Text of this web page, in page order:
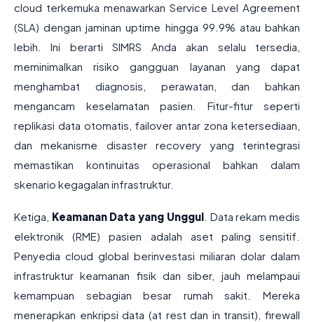
cloud terkemuka menawarkan Service Level Agreement
(SLA) dengan jaminan uptime hingga 99.9% atau bahkan
lebih. Ini berarti SIMRS Anda akan selalu tersedia,
meminimalkan risiko gangguan layanan yang dapat
menghambat diagnosis, perawatan, dan bahkan
mengancam keselamatan pasien. Fitur-fitur seperti
replikasi data otomatis, failover antar zona ketersediaan,
dan mekanisme disaster recovery yang terintegrasi
memastikan kontinuitas operasional bahkan dalam
skenario kegagalan infrastruktur.
Ketiga, Keamanan Data yang Unggul. Data rekam medis
elektronik (RME) pasien adalah aset paling sensitif.
Penyedia cloud global berinvestasi miliaran dolar dalam
infrastruktur keamanan fisik dan siber, jauh melampaui
kemampuan sebagian besar rumah sakit. Mereka
menerapkan enkripsi data (at rest dan in transit), firewall